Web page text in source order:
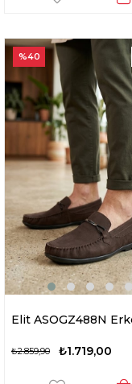
₺1.719,00
₺2.859,90
%40